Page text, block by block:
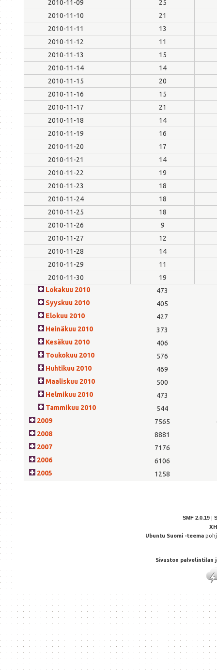
2010-11-09
25
2010-11-10
21
2010-11-11
13
2010-11-12
11
2010-11-13
15
2010-11-14
14
2010-11-15
20
2010-11-16
15
2010-11-17
21
2010-11-18
14
2010-11-19
16
2010-11-20
17
2010-11-21
14
2010-11-22
19
2010-11-23
18
2010-11-24
18
2010-11-25
18
2010-11-26
9
2010-11-27
12
2010-11-28
14
2010-11-29
11
2010-11-30
19
Lokakuu 2010
473
Syyskuu 2010
405
Elokuu 2010
427
Heinäkuu 2010
373
Kesäkuu 2010
406
Toukokuu 2010
576
Huhtikuu 2010
469
Maaliskuu 2010
500
Helmikuu 2010
473
Tammikuu 2010
544
2009
7565
2008
8881
2007
7176
2006
6106
2005
1258
SMF 2.0.19 |
Ubuntu Suomi -teema
Sivuston palvelintilan